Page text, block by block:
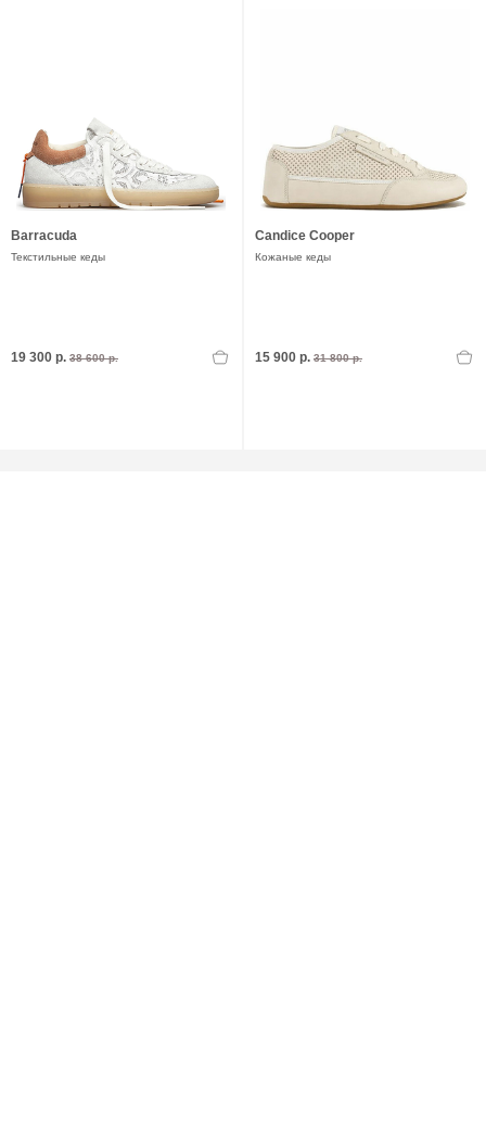
Barracuda
Текстильные кеды
19 300 р. 38 600 р.
Candice Cooper
Кожаные кеды
15 900 р. 31 800 р.